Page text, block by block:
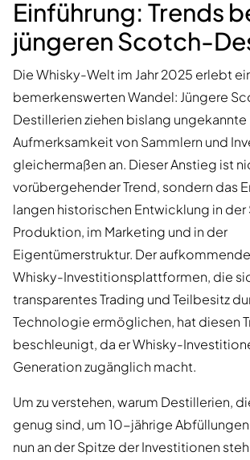
Einführung: Trends
jüngeren Scotch-
Die Whisky-Welt im Jahr 2025 erlebt
bemerkenswerten Wandel: Jüngere
Destillerien ziehen bislang ungekannte
Aufmerksamkeit von Sammlern und
gleichermaßen an. Dieser Anstieg ist
vorübergehender Trend, sondern das
langen historischen Entwicklung in
Produktion, im Marketing und in der
Eigentümerstruktur. Der
Whisky-Investitionsplattformen, die
transparentes Trading und Teilbesitz
Technologie ermöglichen, hat diesen
beschleunigt, da er Whisky-
Generation zugänglich macht.
Um zu verstehen, warum Destillerien,
genug sind, um 10-jährige
nun an der Spitze der Investitionen